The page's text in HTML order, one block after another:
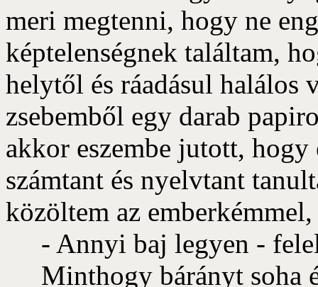
meri megtenni, hogy ne
képtelenségnek találtam,
helytől és ráadásul halálos
zsebemből egy darab
akkor eszembe jutott,
számtant és nyelvtant
közöltem az
- Annyi baj legyen -
Minthogy bárányt soha